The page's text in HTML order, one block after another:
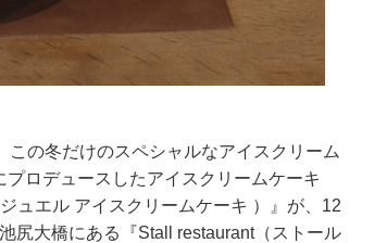
の冬だけのスペシャルなアイスクリーム
ロデュースしたアイスクリームケーキ
ュエル アイスクリームケーキ ）』が、12
尻大橋にある『Stall restaurant（ストール